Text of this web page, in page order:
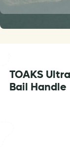
TOAKS
Bail Handle